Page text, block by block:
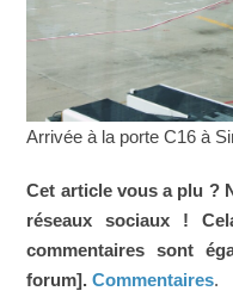
Arrivée à la porte C16 à
Cet article vous a plu ?
réseaux sociaux !
commentaires sont
forum].Commentaires.